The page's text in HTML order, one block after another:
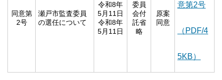
同意第
2号
瀬戸市監査委員
の選任について
令和8年
5月11日
令和8年
5月11日
委員
会付
託省
略
原案
同意
意第2号
（PDF/4
5KB）